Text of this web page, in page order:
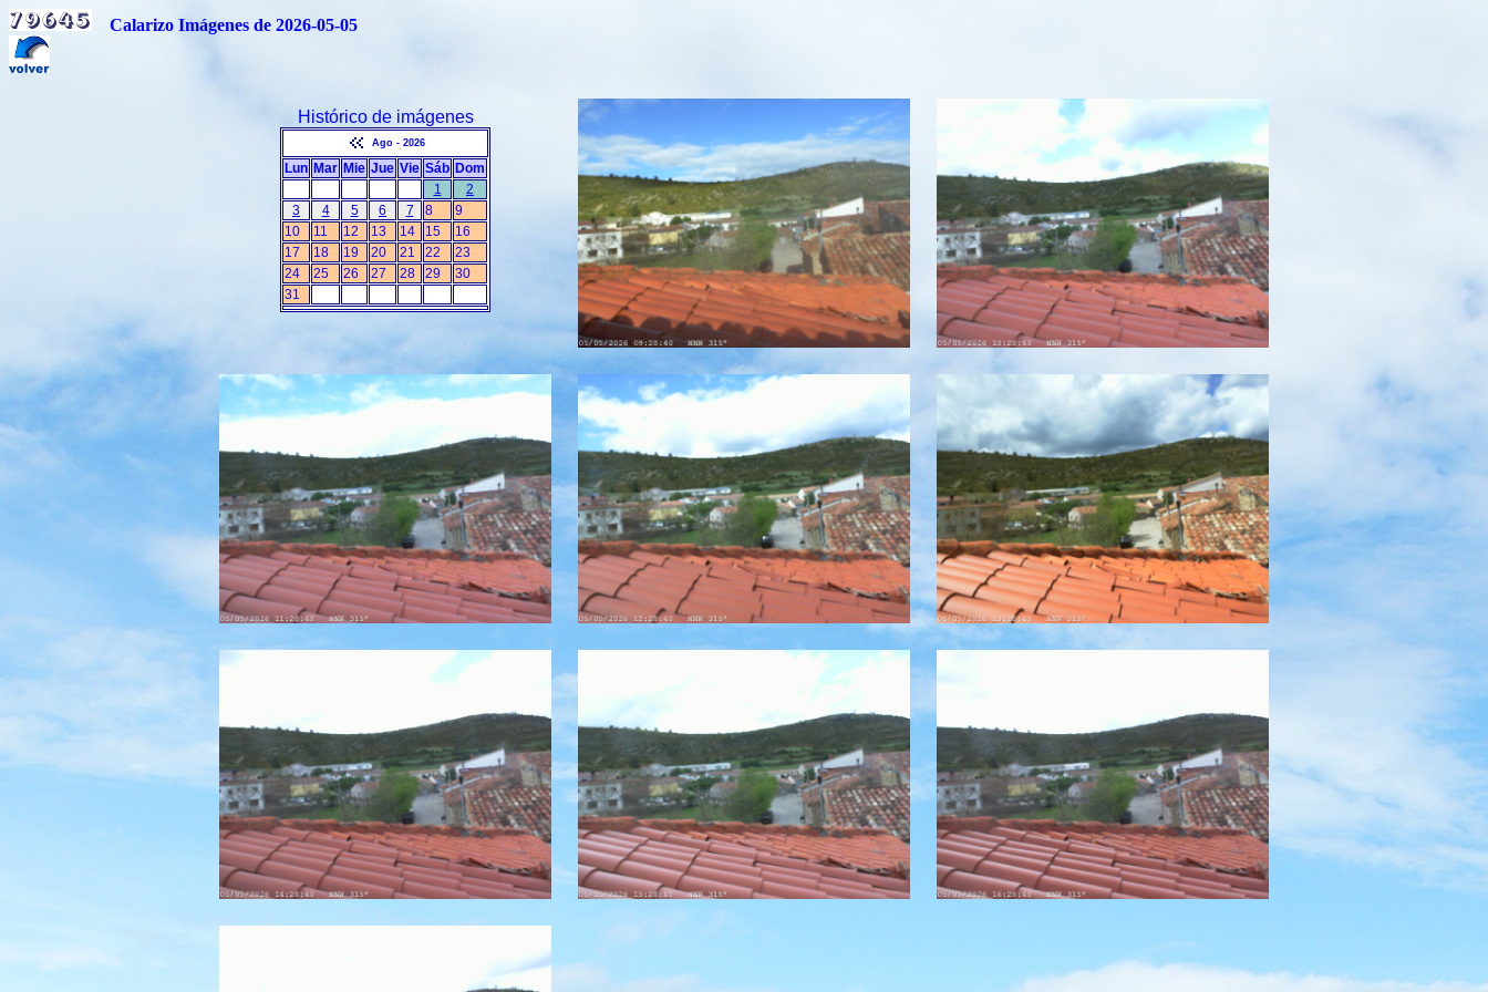
Calarizo Imágenes de 2026-05-05
Histórico de imágenes
Ago - 2026
Lun Mar Mie Jue Vie Sáb Dom
1
2
3
4 5 6 7 8
9
10
11 12 13 14 15
16
17
18 19 20 21 22
23
24
25 26 27 28 29
30
31